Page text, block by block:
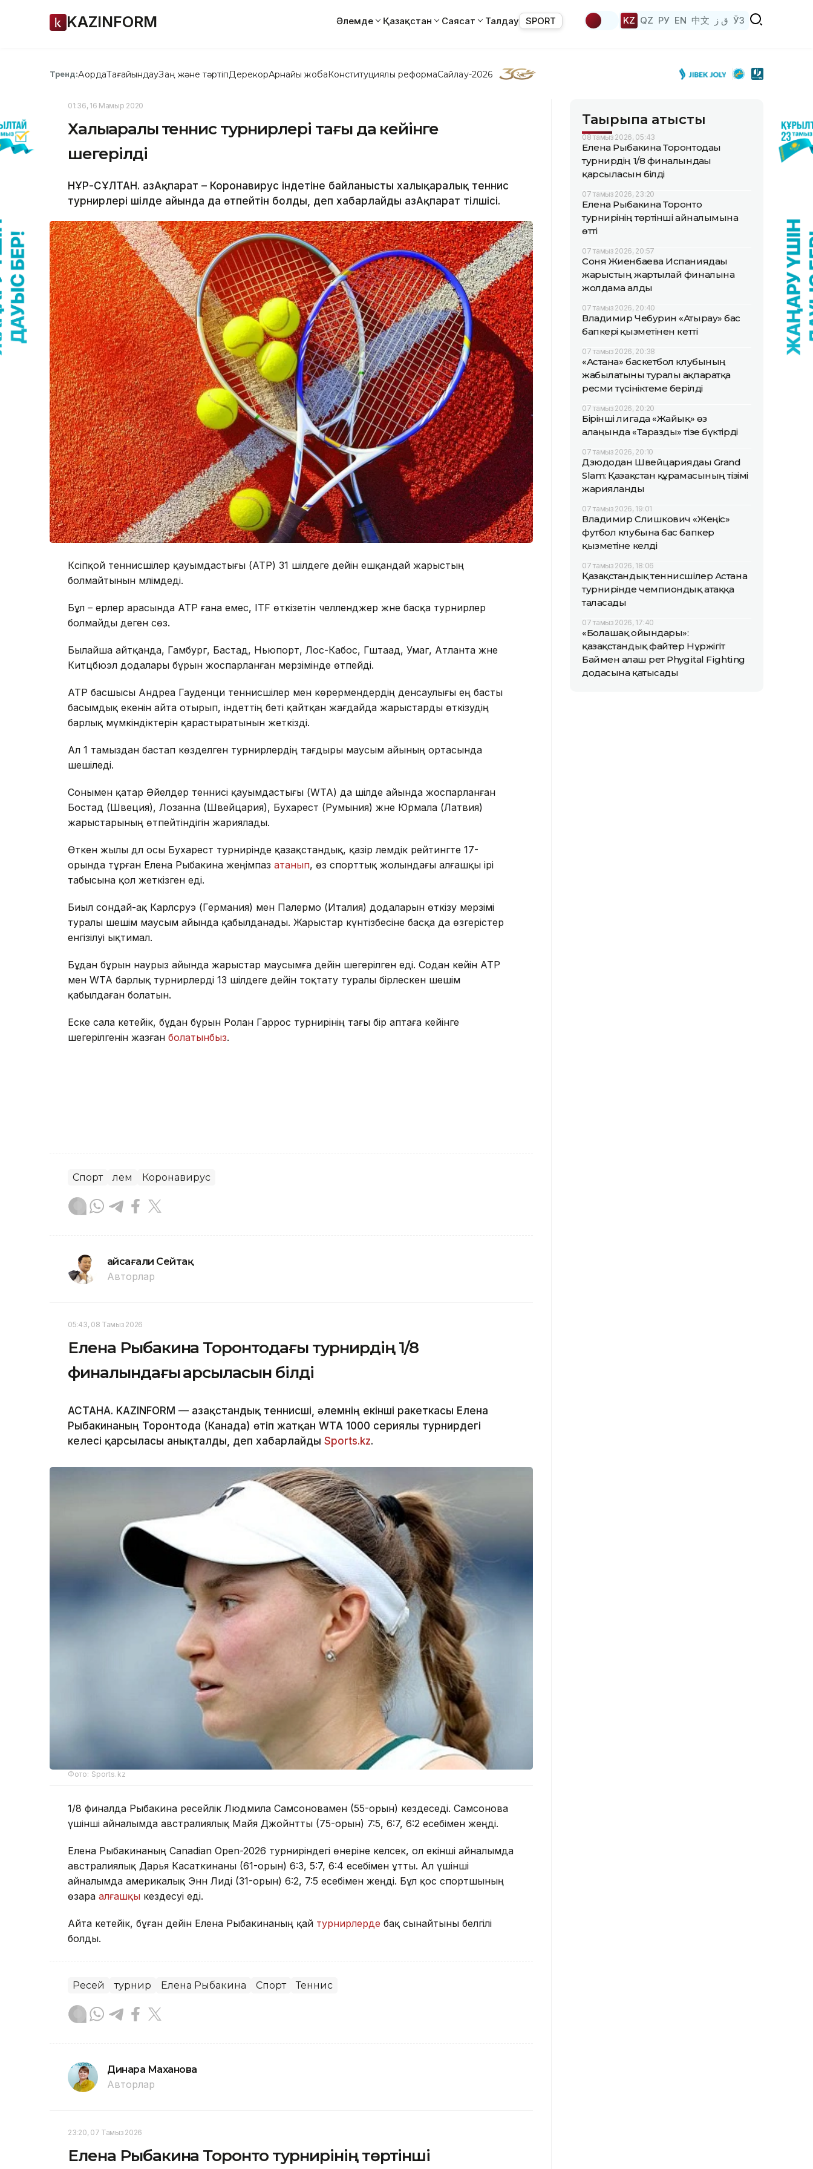
KAZINFORM Әлемде Қазақстан Саясат Талдау SPORT KZ QZ РУ EN 中文 ق ز ЎЗ
Тренд:АқордаТағайындауЗаң және тәртіпДерекқорАрнайы жобаКонституциялық реформаСайлау-2026
01:36, 16 Мамыр 2020
Халықаралық теннис турнирлері тағы да кейінге
шегерілді
НҰР-СҰЛТАН. ҚазАқпарат – Коронавирус індетіне байланысты халықаралық теннис
турнирлері шілде айында да өтпейтін болды, деп хабарлайды ҚазАқпарат тілшісі.
Кәсіпқой теннисшілер қауымдастығы (ATP) 31 шілдеге дейін ешқандай жарыстың
болмайтынын мәлімдеді.
Бұл – ерлер арасында ATP ғана емес, ITF өткізетін челленджер және басқа турнирлер
болмайды деген сөз.
Былайша айтқанда, Гамбург, Бастад, Ньюпорт, Лос-Кабос, Гштаад, Умаг, Атланта және
Китцбюэл додалары бұрын жоспарланған мерзімінде өтпейді.
АТР басшысы Андреа Гауденци теннисшілер мен көрермендердің денсаулығы ең басты
басымдық екенін айта отырып, індеттің беті қайтқан жағдайда жарыстарды өткізудің
барлық мүмкіндіктерін қарастыратынын жеткізді.
Ал 1 тамыздан бастап көзделген турнирлердің тағдыры маусым айының ортасында
шешіледі.
Сонымен қатар Әйелдер теннисі қауымдастығы (WTA) да шілде айында жоспарланған
Бостад (Швеция), Лозанна (Швейцария), Бухарест (Румыния) және Юрмала (Латвия)
жарыстарының өтпейтіндігін жариялады.
Өткен жылы дәл осы Бухарест турнирінде қазақстандық, қазір әлемдік рейтингте 17-
орында тұрған Елена Рыбакина жеңімпаз атанып, өз спорттық жолындағы алғашқы ірі
табысына қол жеткізген еді.
Биыл сондай-ақ Карлсруэ (Германия) мен Палермо (Италия) додаларын өткізу мерзімі
туралы шешім маусым айында қабылданады. Жарыстар күнтізбесіне басқа да өзгерістер
енгізілуі ықтимал.
Бұдан бұрын наурыз айында жарыстар маусымға дейін шегерілген еді. Содан кейін ATP
мен WTA барлық турнирлерді 13 шілдеге дейін тоқтату туралы бірлескен шешім
қабылдаған болатын.
Еске сала кетейік, бұдан бұрын Ролан Гаррос турнирінің тағы бір аптаға кейінге
шегерілгенін жазған болатынбыз.
Спорт Әлем Коронавирус
Ғайсағали Сейтақ
Авторлар
05:43, 08 Тамыз 2026
Елена Рыбакина Торонтодағы турнирдің 1/8
финалындағы қарсыласын білді
АСТАНА. KAZINFORM — Қазақстандық теннисші, әлемнің екінші ракеткасы Елена
Рыбакинаның Торонтода (Канада) өтіп жатқан WTA 1000 сериялы турнирдегі
келесі қарсыласы анықталды, деп хабарлайды Sports.kz.
Фото: Sports.kz
1/8 финалда Рыбакина ресейлік Людмила Самсоновамен (55-орын) кездеседі. Самсонова
үшінші айналымда австралиялық Майя Джойнтты (75-орын) 7:5, 6:7, 6:2 есебімен жеңді.
Елена Рыбакинаның Canadian Open-2026 турниріндегі өнеріне келсек, ол екінші айналымда
австралиялық Дарья Касаткинаны (61-орын) 6:3, 5:7, 6:4 есебімен ұтты. Ал үшінші
айналымда америкалық Энн Лиді (31-орын) 6:2, 7:5 есебімен жеңді. Бұл қос спортшының
өзара алғашқы кездесуі еді.
Айта кетейік, бұған дейін Елена Рыбакинаның қай турнирлерде бақ сынайтыны белгілі
болды.
Ресей турнир Елена Рыбакина Спорт Теннис
Динара Маханова
Авторлар
23:20, 07 Тамыз 2026
Елена Рыбакина Торонто турнирінің төртінші
Тақырыпқа қатысты
08 тамыз 2026, 05:43
Елена Рыбакина Торонтодағы
турнирдің 1/8 финалындағы
қарсыласын білді
07 тамыз 2026, 23:20
Елена Рыбакина Торонто
турнирінің төртінші айналымына
өтті
07 тамыз 2026, 20:57
Соня Жиенбаева Испаниядағы
жарыстың жартылай финалына
жолдама алды
07 тамыз 2026, 20:40
Владимир Чебурин «Атырау» бас
бапкері қызметінен кетті
07 тамыз 2026, 20:38
«Астана» баскетбол клубының
жабылатыны туралы ақпаратқа
ресми түсініктеме берілді
07 тамыз 2026, 20:20
Бірінші лигада «Жайық» өз
алаңында «Таразды» тізе бүктірді
07 тамыз 2026, 20:10
Дзюдодан Швейцариядағы Grand
Slam: Қазақстан құрамасының тізімі
жарияланды
07 тамыз 2026, 19:01
Владимир Слишкович «Жеңіс»
футбол клубына бас бапкер
қызметіне келді
07 тамыз 2026, 18:06
Қазақстандық теннисшілер Астана
турнирінде чемпиондық атаққа
таласады
07 тамыз 2026, 17:40
«Болашақ ойындары»:
қазақстандық файтер Нұржігіт
Баймен алғаш рет Phygital Fighting
додасына қатысады